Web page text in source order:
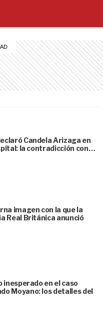
Candela Arizaga en
la contradicción con…
imagen con la que la
Real Británica anunció
inesperado en el caso
Moyano: los detalles del